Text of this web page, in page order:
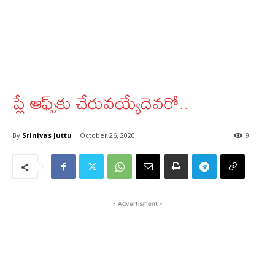
ప్లే ఆఫ్స్‌కు చేరువయ్యేదెవరో..
By Srinivas Juttu October 26, 2020 9
- Advertisment -